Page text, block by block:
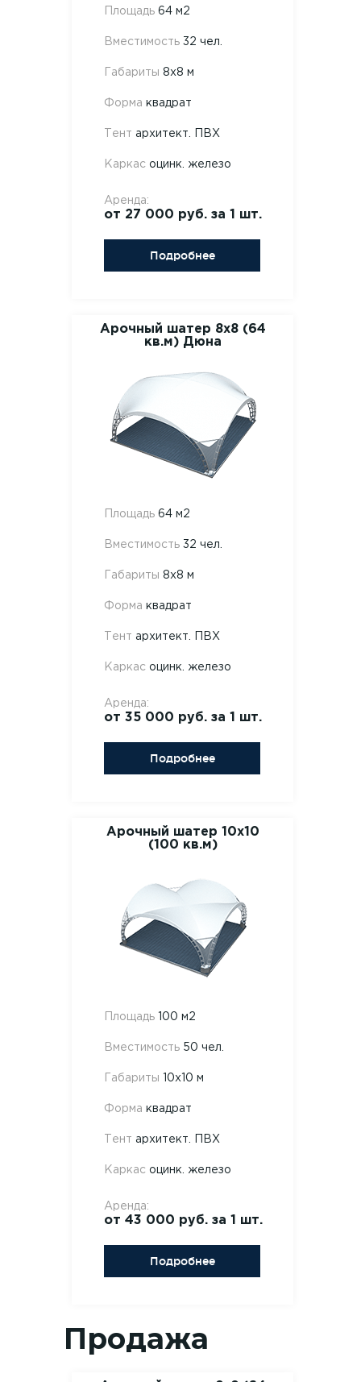
Площадь 64 м2
Вместимость 32 чел.
Габариты 8х8 м
Форма квадрат
Тент архитект. ПВХ
Каркас оцинк. железо
Аренда:
от 27 000 руб. за 1 шт.
Подробнее
Арочный шатер 8х8 (64
кв.м) Дюна
Площадь 64 м2
Вместимость 32 чел.
Габариты 8х8 м
Форма квадрат
Тент архитект. ПВХ
Каркас оцинк. железо
Аренда:
от 35 000 руб. за 1 шт.
Подробнее
Арочный шатер 10х10
(100 кв.м)
Площадь 100 м2
Вместимость 50 чел.
Габариты 10х10 м
Форма квадрат
Тент архитект. ПВХ
Каркас оцинк. железо
Аренда:
от 43 000 руб. за 1 шт.
Подробнее
Продажа